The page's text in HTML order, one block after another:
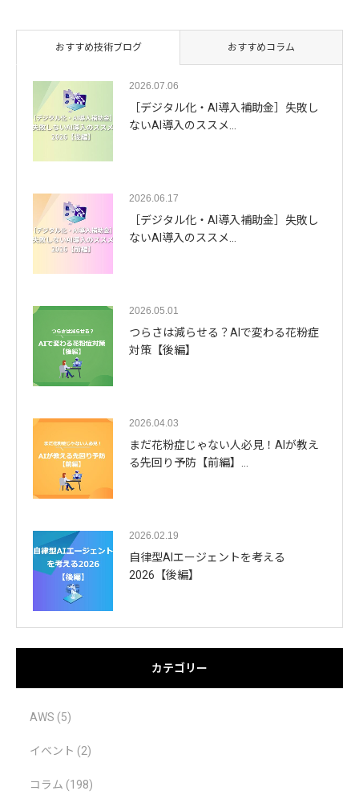
おすすめ技術ブログ おすすめコラム
2026.07.06
［デジタル化・AI導入補助金］失敗し
ないAI導入のススメ…
2026.06.17
［デジタル化・AI導入補助金］失敗し
ないAI導入のススメ…
2026.05.01
つらさは減らせる？AIで変わる花粉症
対策【後編】
2026.04.03
まだ花粉症じゃない人必見！AIが教え
る先回り予防【前編】…
2026.02.19
自律型AIエージェントを考える
2026【後編】
カテゴリー
AWS (5)
イベント (2)
コラム (198)